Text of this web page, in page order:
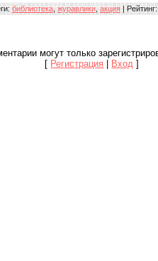
: библиотека журавлики акция | Рейтинг
могут только
[ Регистрация Вход ]